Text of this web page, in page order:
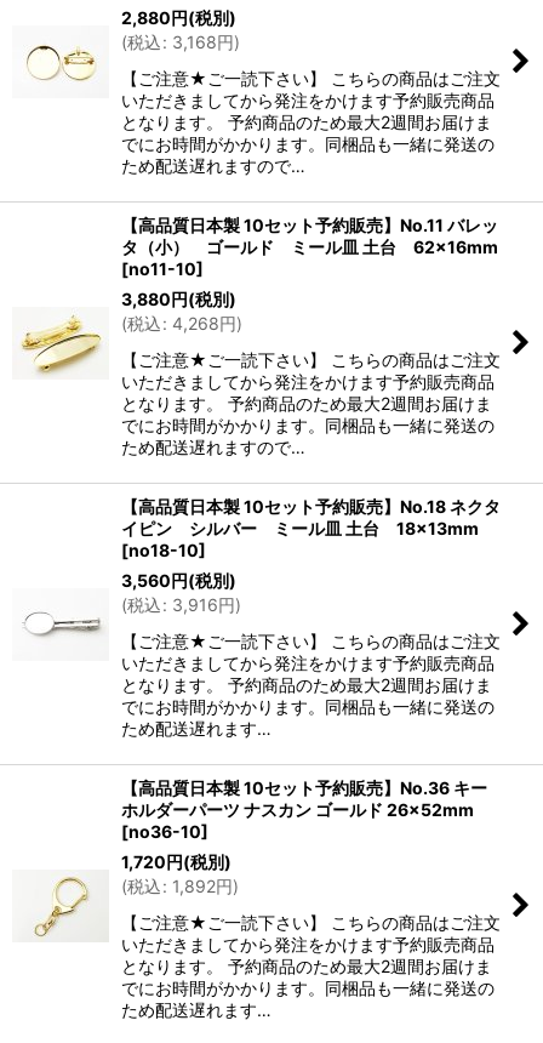
2,880円(税別)
(税込: 3,168円)
【ご注意★ご一読下さい】 こちらの商品はご注文
いただきましてから発注をかけます予約販売商品
となります。 予約商品のため最大2週間お届けま
でにお時間がかかります。同梱品も一緒に発送の
ため配送遅れますので…
【高品質日本製 10セット予約販売】No.11 バレッ
タ（小） ゴールド ミール皿 土台 62×16mm
[no11-10]
3,880円(税別)
(税込: 4,268円)
【ご注意★ご一読下さい】 こちらの商品はご注文
いただきましてから発注をかけます予約販売商品
となります。 予約商品のため最大2週間お届けま
でにお時間がかかります。同梱品も一緒に発送の
ため配送遅れますので…
【高品質日本製 10セット予約販売】No.18 ネクタ
イピン シルバー ミール皿 土台 18×13mm
[no18-10]
3,560円(税別)
(税込: 3,916円)
【ご注意★ご一読下さい】 こちらの商品はご注文
いただきましてから発注をかけます予約販売商品
となります。 予約商品のため最大2週間お届けま
でにお時間がかかります。同梱品も一緒に発送の
ため配送遅れます…
【高品質日本製 10セット予約販売】No.36 キー
ホルダーパーツ ナスカン ゴールド 26×52mm
[no36-10]
1,720円(税別)
(税込: 1,892円)
【ご注意★ご一読下さい】 こちらの商品はご注文
いただきましてから発注をかけます予約販売商品
となります。 予約商品のため最大2週間お届けま
でにお時間がかかります。同梱品も一緒に発送の
ため配送遅れます…